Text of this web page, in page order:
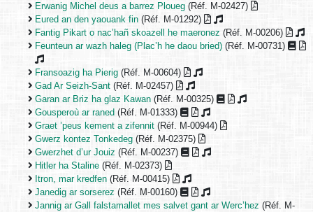
Erwanig Michel deus a barrez Ploueg (Réf. M-02427)
Eured an den yaouank fin (Réf. M-01292)
Fantig Pikart o nac’hañ skoazell he maeronez (Réf. M-00206)
Feunteun ar wazh haleg (Plac’h he daou bried) (Réf. M-00731)
Fransoazig ha Pierig (Réf. M-00604)
Gad Ar Seizh-Sant (Réf. M-02457)
Garan ar Briz ha glaz Kawan (Réf. M-00325)
Gousperoù ar raned (Réf. M-01333)
Graet ’peus kement a zifennit (Réf. M-00944)
Gwerz kontez Tonkedeg (Réf. M-02375)
Gwerzhet d’ur Jouiz (Réf. M-00237)
Hitler ha Staline (Réf. M-02373)
Itron, mar kredfen (Réf. M-00415)
Janedig ar sorserez (Réf. M-00160)
Jannig ar Gall falstamallet mes salvet gant ar Werc’hez (Réf. M-